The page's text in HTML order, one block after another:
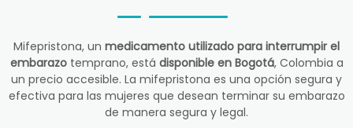
Mifepristona, un medicamento utilizado para interrumpir el
embarazotemprano, está disponible en Bogotá, Colombia a
un precio accesible. La mifepristona es una opción segura y
efectiva para las mujeres que desean terminar su embarazo
de manera segura y legal.